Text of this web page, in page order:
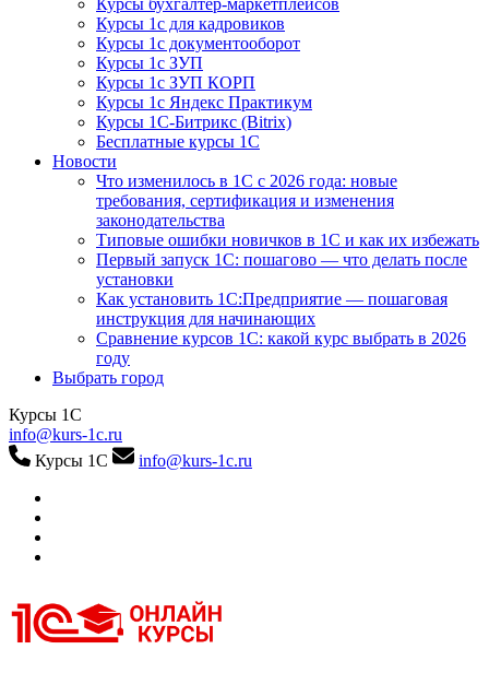
Курсы бухгалтер-маркетплейсов
Курсы 1с для кадровиков
Курсы 1с документооборот
Курсы 1с ЗУП
Курсы 1с ЗУП КОРП
Курсы 1с Яндекс Практикум
Курсы 1С-Битрикс (Bitrix)
Бесплатные курсы 1С
Новости
Что изменилось в 1С с 2026 года: новые
требования, сертификация и изменения
законодательства
Типовые ошибки новичков в 1С и как их избежать
Первый запуск 1С: пошагово — что делать после
установки
Как установить 1С:Предприятие — пошаговая
инструкция для начинающих
Сравнение курсов 1С: какой курс выбрать в 2026
году
Выбрать город
Курсы 1С
info@kurs-1c.ru
Курсы 1С
info@kurs-1c.ru